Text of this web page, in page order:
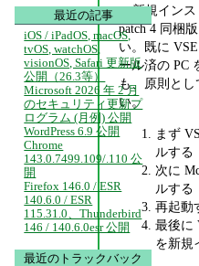
新規インス
patch 4 同梱
い。既に
ール済の PC
も、原則とし
い。
まず
ルする
次に
ルする
再起動
最後に
を新規
最近の記事
iOS / iPadOS, macOS,
tvOS, watchOS,
visionOS, Safari 更新版
公開（26.3等）
Microsoft 2026 年 2 月
のセキュリティ更新プ
ログラム (月例) 公開
WordPress 6.9 公開
Chrome
143.0.7499.109/.110 公
開
Firefox 146.0 / ESR
140.6.0 / ESR
115.31.0、Thunderbird
146 / 140.6.0esr 公開
最近のトラックバック